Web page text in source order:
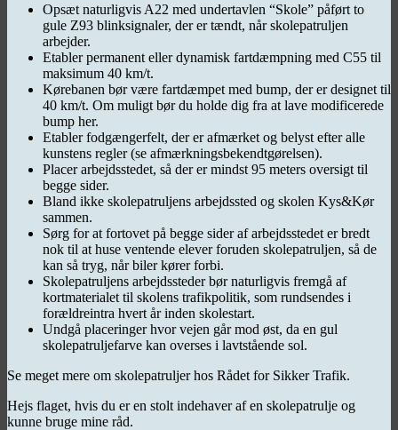
Opsæt naturligvis A22 med undertavlen “Skole” påført to
gule Z93 blinksignaler, der er tændt, når skolepatruljen
arbejder.
Etabler permanent eller dynamisk fartdæmpning med C55 til
maksimum 40 km/t.
Kørebanen bør være fartdæmpet med bump, der er designet til
40 km/t. Om muligt bør du holde dig fra at lave modificerede
bump her.
Etabler fodgængerfelt, der er afmærket og belyst efter alle
kunstens regler (se afmærkningsbekendtgørelsen).
Placer arbejdsstedet, så der er mindst 95 meters oversigt til
begge sider.
Bland ikke skolepatruljens arbejdssted og skolen Kys&Kør
sammen.
Sørg for at fortovet på begge sider af arbejdsstedet er bredt
nok til at huse ventende elever foruden skolepatruljen, så de
kan så tryg, når biler kører forbi.
Skolepatruljens arbejdssteder bør naturligvis fremgå af
kortmaterialet til skolens trafikpolitik, som rundsendes i
forældreintra hvert år inden skolestart.
Undgå placeringer hvor vejen går mod øst, da en gul
skolepatruljefarve kan overses i lavtstående sol.
Se meget mere om skolepatruljer hos Rådet for Sikker Trafik.
Hejs flaget, hvis du er en stolt indehaver af en skolepatrulje og
kunne bruge mine råd.